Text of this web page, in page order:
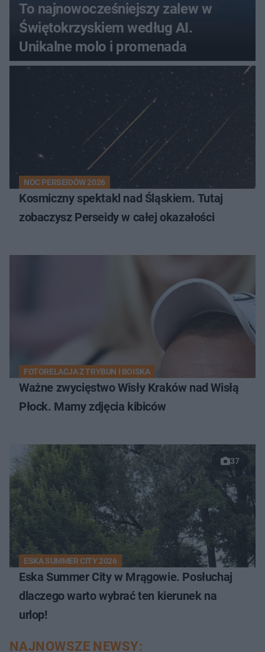
To najnowocześniejszy zalew w
Świętokrzyskiem według AI.
Unikalne molo i promenada
NOC PERSEIDÓW 2026
Kosmiczny spektakl nad Śląskiem. Tutaj
zobaczysz Perseidy w całej okazałości
FOTORELACJA Z TRYBUN I BOISKA
Ważne zwycięstwo Wisły Kraków nad Wisłą
Płock. Mamy zdjęcia kibiców
37
ESKA SUMMER CITY 2026
Eska Summer City w Mrągowie. Posłuchaj
dlaczego warto wybrać ten kierunek na
urlop!
NAJNOWSZE NEWSY: